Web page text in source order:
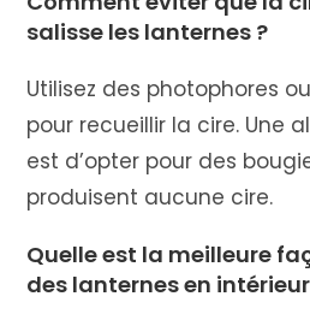
salisse les lanternes ?
Utilisez des photophores
pour recueillir la cire. Une
est d’opter pour des
produisent aucune cire.
Quelle est la meilleure
des lanternes en